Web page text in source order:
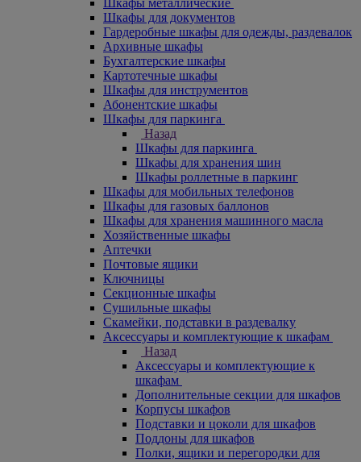
Шкафы металлические
Шкафы для документов
Гардеробные шкафы для одежды, раздевалок
Архивные шкафы
Бухгалтерские шкафы
Картотечные шкафы
Шкафы для инструментов
Абонентские шкафы
Шкафы для паркинга
Назад
Шкафы для паркинга
Шкафы для хранения шин
Шкафы роллетные в паркинг
Шкафы для мобильных телефонов
Шкафы для газовых баллонов
Шкафы для хранения машинного масла
Хозяйственные шкафы
Аптечки
Почтовые ящики
Ключницы
Секционные шкафы
Сушильные шкафы
Скамейки, подставки в раздевалку
Аксессуары и комплектующие к шкафам
Назад
Аксессуары и комплектующие к
шкафам
Дополнительные секции для шкафов
Корпусы шкафов
Подставки и цоколи для шкафов
Поддоны для шкафов
Полки, ящики и перегородки для